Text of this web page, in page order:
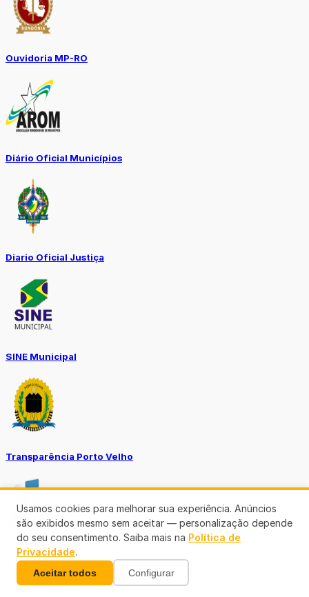
Ouvidoria MP-RO
Diário Oficial Municípios
Diario Oficial Justiça
SINE Municipal
Transparência Porto Velho
SEMUSA
(69)3901-3176
Usamos cookies para melhorar sua experiência. Anúncios
são exibidos mesmo sem aceitar — personalização depende
do seu consentimento. Saiba mais na Política de
Privacidade.
Aceitar todos Configurar